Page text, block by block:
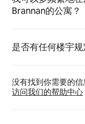
Brannan的公寓？
是否有任何楼宇
没有找到你需要的信
访问我们的帮助中心